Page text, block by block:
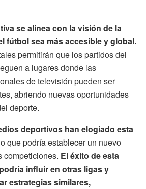
se alinea con la visión de la
fútbol sea más accesible y global.
permitirán que los partidos del
a lugares donde las
de televisión pueden ser
abriendo nuevas oportunidades
deporte.
deportivos han elogiado esta
que podría establecer un nuevo
competiciones. El éxito de esta
influir en otras ligas y
estrategias similares,